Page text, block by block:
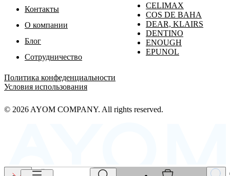
Контакты
О компании
Блог
Сотрудничество
CELIMAX
COS DE BAHA
DEAR, KLAIRS
DENTINO
ENOUGH
EPUNOL
Политика конфеденциальности
Условия использования
© 2026 AYOM COMPANY. All rights reserved.